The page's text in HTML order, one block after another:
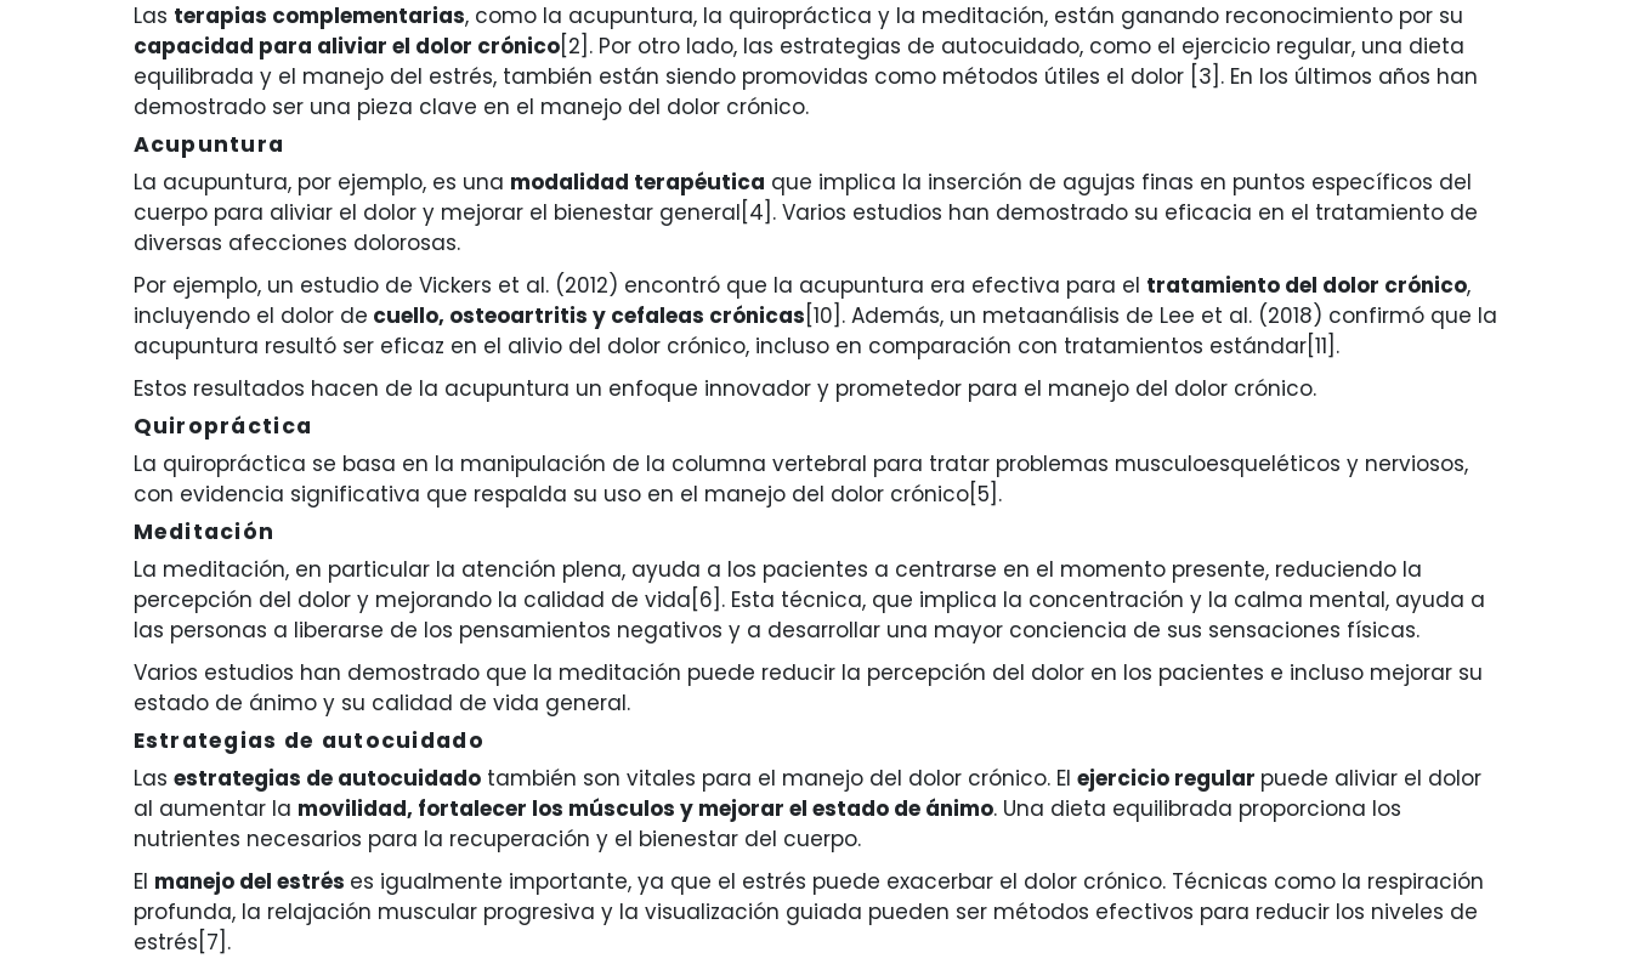
Las terapias complementarias, como la acupuntura, la quiropráctica y la meditación, están ganando reconocimiento por su
capacidad para aliviar el dolor crónico[2]. Por otro lado, las estrategias de autocuidado, como el ejercicio regular, una dieta
equilibrada y el manejo del estrés, también están siendo promovidas como métodos útiles el dolor [3]. En los últimos años han
demostrado ser una pieza clave en el manejo del dolor crónico.
Acupuntura
La acupuntura, por ejemplo, es una modalidad terapéutica que implica la inserción de agujas finas en puntos específicos del
cuerpo para aliviar el dolor y mejorar el bienestar general[4]. Varios estudios han demostrado su eficacia en el tratamiento de
diversas afecciones dolorosas.
Por ejemplo, un estudio de Vickers et al. (2012) encontró que la acupuntura era efectiva para el tratamiento del dolor crónico,
incluyendo el dolor de cuello, osteoartritis y cefaleas crónicas [10]. Además, un metaanálisis de Lee et al. (2018) confirmó que la
acupuntura resultó ser eficaz en el alivio del dolor crónico, incluso en comparación con tratamientos estándar[11].
Estos resultados hacen de la acupuntura un enfoque innovador y prometedor para el manejo del dolor crónico.
Quiropráctica
La quiropráctica se basa en la manipulación de la columna vertebral para tratar problemas musculoesqueléticos y nerviosos,
con evidencia significativa que respalda su uso en el manejo del dolor crónico[5].
Meditación
La meditación, en particular la atención plena, ayuda a los pacientes a centrarse en el momento presente, reduciendo la
percepción del dolor y mejorando la calidad de vida[6]. Esta técnica, que implica la concentración y la calma mental, ayuda a
las personas a liberarse de los pensamientos negativos y a desarrollar una mayor conciencia de sus sensaciones físicas.
Varios estudios han demostrado que la meditación puede reducir la percepción del dolor en los pacientes e incluso mejorar su
estado de ánimo y su calidad de vida general.
Estrategias de autocuidado
Las estrategias de autocuidadotambién son vitales para el manejo del dolor crónico. El ejercicio regular puede aliviar el dolor
al aumentar la movilidad, fortalecer los músculos y mejorar el estado de ánimo. Una dieta equilibrada proporciona los
nutrientes necesarios para la recuperación y el bienestar del cuerpo.
El manejo del estrés es igualmente importante, ya que el estrés puede exacerbar el dolor crónico. Técnicas como la respiración
profunda, la relajación muscular progresiva y la visualización guiada pueden ser métodos efectivos para reducir los niveles de
estrés[7].